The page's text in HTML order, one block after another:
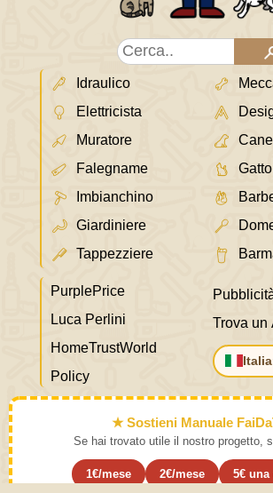
Idraulico
Elettricista
Muratore
Falegname
Imbianchino
Giardiniere
Tappezziere
Cane
Gatto
PurplePrice
Luca Perlini
HomeTrustWorld
Policy
Trova un
★ Sostieni Manuale
Se hai trovato utile il nostro progetto,
1€/mese 2€/mese 5€ una